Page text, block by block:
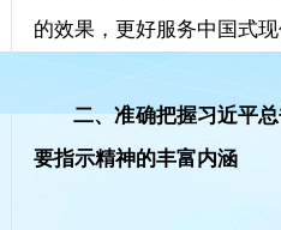
的效果，更好服务中国式现
二、准确把握习近平
要指示精神的丰富内涵